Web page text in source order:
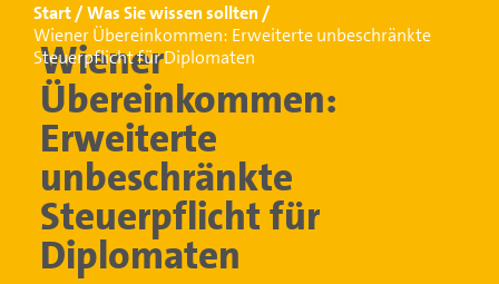
Start
Was Sie wissen sollten
Wiener Übereinkommen: Erweiterte unbeschränkte
Steuerpflicht für Diplomaten
Wiener
Übereinkommen:
Erweiterte
unbeschränkte
Steuerpflicht für
Diplomaten